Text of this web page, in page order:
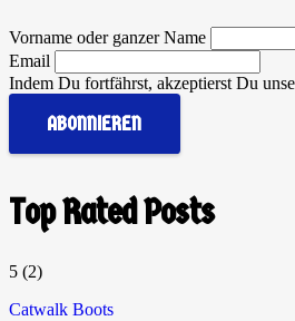
Vorname oder ganzer Name
Email
Indem Du fortfährst, akzeptierst Du
Top Rated Posts
5 (2)
Catwalk Boots